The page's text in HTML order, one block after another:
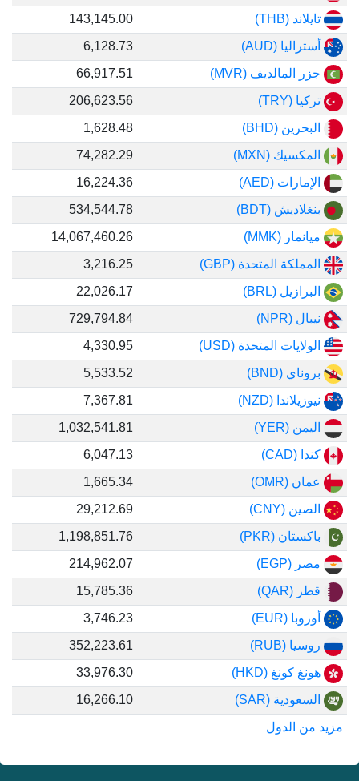
تايلاند (THB)
143,145.00
أستراليا (AUD)
6,128.73
جزر المالديف (MVR)
66,917.51
تركيا (TRY)
206,623.56
البحرين (BHD)
1,628.48
المكسيك (MXN)
74,282.29
الإمارات (AED)
16,224.36
بنغلاديش (BDT)
534,544.78
ميانمار (MMK)
14,067,460.26
المملكة المتحدة (GBP)
3,216.25
البرازيل (BRL)
22,026.17
نيبال (NPR)
729,794.84
الولايات المتحدة (USD)
4,330.95
بروناي (BND)
5,533.52
نيوزيلاندا (NZD)
7,367.81
اليمن (YER)
1,032,541.81
كندا (CAD)
6,047.13
عمان (OMR)
1,665.34
الصين (CNY)
29,212.69
باكستان (PKR)
1,198,851.76
مصر (EGP)
214,962.07
قطر (QAR)
15,785.36
أوروبا (EUR)
3,746.23
روسيا (RUB)
352,223.61
هونغ كونغ (HKD)
33,976.30
السعودية (SAR)
16,266.10
مزيد من الدول